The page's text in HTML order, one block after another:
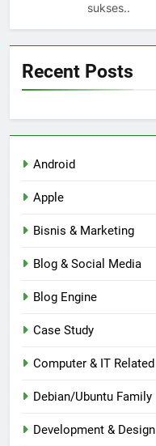
sukses..
Recent Posts
Android
Apple
Bisnis & Marketing
Blog & Social Media
Blog Engine
Case Study
Computer & IT Related
Debian/Ubuntu Family
Development & Design